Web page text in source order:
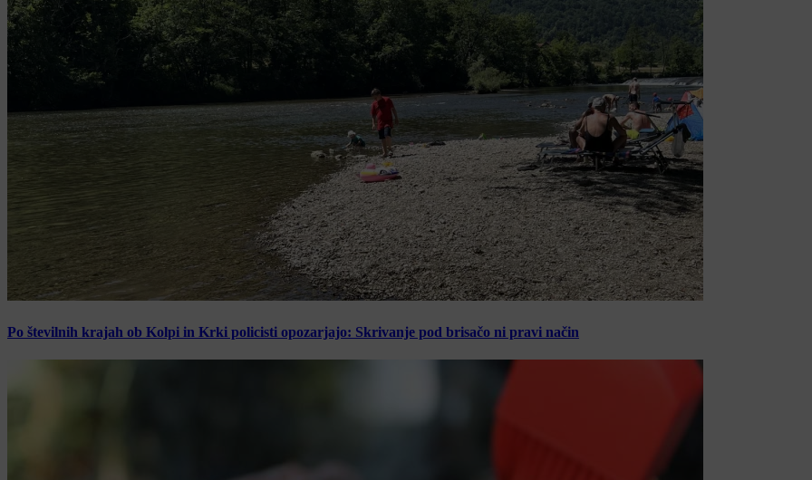
Po številnih krajah ob Kolpi in Krki policisti opozarjajo: Skrivanje pod brisačo ni pravi način